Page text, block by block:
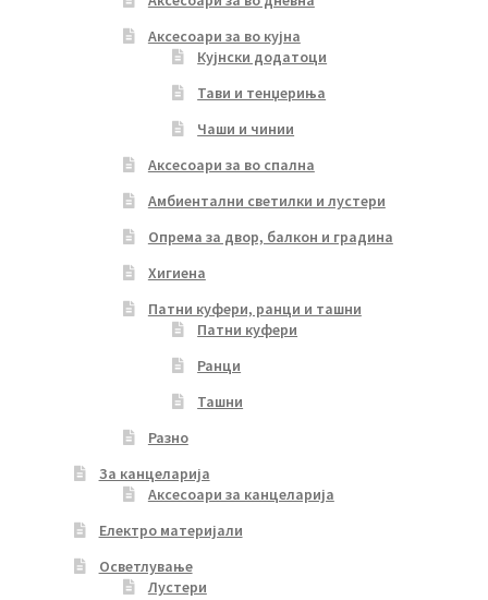
Аксесоари за во кујна
Кујнски додатоци
Тави и тенџериња
Чаши и чинии
Аксесоари за во спална
Амбиентални светилки и лустери
Опрема за двор, балкон и градина
Хигиена
Патни куфери, ранци и ташни
Патни куфери
Ранци
Ташни
Разно
За канцеларија
Аксесоари за канцеларија
Електро материјали
Осветлување
Лустери